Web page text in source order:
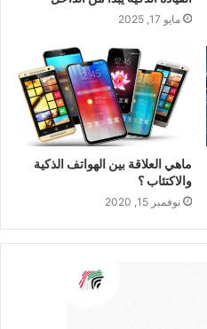
مايو 17, 2025
ماهي العلاقة بين الهواتف الذكية
والاكتئاب ؟
نوفمبر 15, 2020